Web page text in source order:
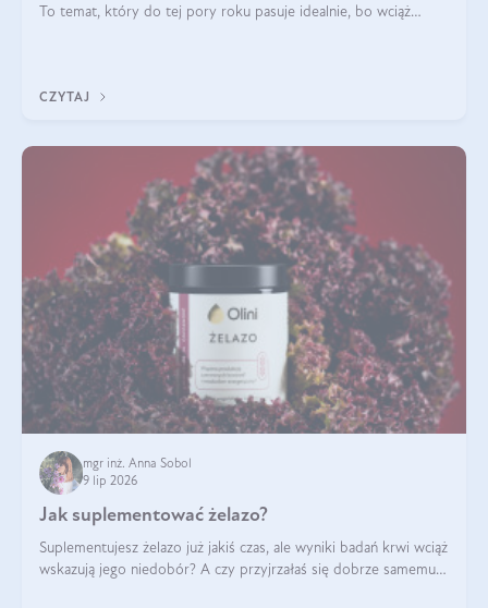
To temat, który do tej pory roku pasuje idealnie, bo wciąż
CZYTAJ
mgr inż. Anna Sobol
9 lip 2026
Jak suplementować żelazo?
Suplementujesz żelazo już jakiś czas, ale wyniki badań krwi wciąż
wskazują jego niedobór? A czy przyjrzałaś się dobrze samemu